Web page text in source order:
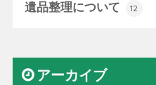
遺品整理について 12
アーカイブ